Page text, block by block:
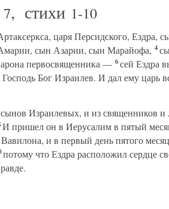
7, стихи 1-10
царя Персидского,
сын Азарии, сын Марайофа, 4
первосвященника — 6сей Ездра
Бог Израилев. И дал ему царь
Израилевых, и из священников
И пришел он в Иерусалим в пятый
и в первый день пятого
потому что Ездра расположил сердце